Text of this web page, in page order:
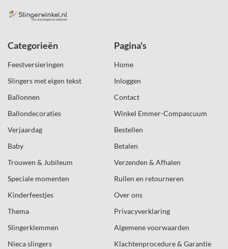
Categorieën
Feestversieringen
Slingers met eigen tekst
Ballonnen
Ballondecoraties
Verjaardag
Baby
Trouwen & Jubileum
Speciale momenten
Kinderfeestjes
Thema
Slingerklemmen
Nieca slingers
Pagina's
Home
Inloggen
Contact
Winkel Emmer-Compascuum
Bestellen
Betalen
Verzenden & Afhalen
Ruilen en retourneren
Over ons
Privacyverklaring
Algemene voorwaarden
Klachtenprocedure & Garantie